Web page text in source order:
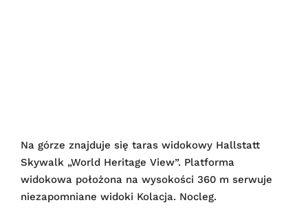
Na górze znajduje się taras widokowy Hallstatt
Skywalk „World Heritage View”. Platforma
widokowa położona na wysokości 360 m serwuje
niezapomniane widoki Kolacja. Nocleg.